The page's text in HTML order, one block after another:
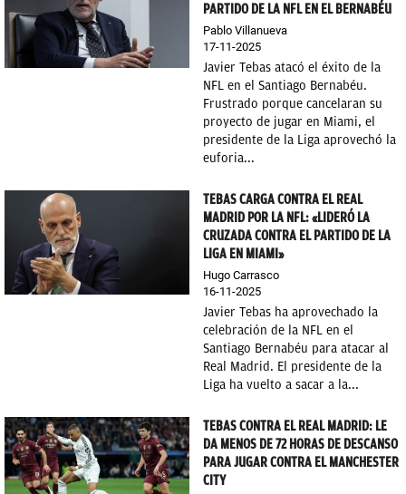
PARTIDO DE LA NFL EN EL BERNABÉU
Pablo Villanueva
17-11-2025
Javier Tebas atacó el éxito de la
NFL en el Santiago Bernabéu.
Frustrado porque cancelaran su
proyecto de jugar en Miami, el
presidente de la Liga aprovechó la
euforia...
TEBAS CARGA CONTRA EL REAL
MADRID POR LA NFL: «LIDERÓ LA
CRUZADA CONTRA EL PARTIDO DE LA
LIGA EN MIAMI»
Hugo Carrasco
16-11-2025
Javier Tebas ha aprovechado la
celebración de la NFL en el
Santiago Bernabéu para atacar al
Real Madrid. El presidente de la
Liga ha vuelto a sacar a la...
TEBAS CONTRA EL REAL MADRID: LE
DA MENOS DE 72 HORAS DE DESCANSO
PARA JUGAR CONTRA EL MANCHESTER
CITY